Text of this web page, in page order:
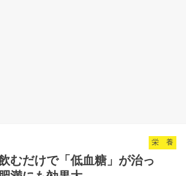
栄 養
むだけで「低血糖」が治っ